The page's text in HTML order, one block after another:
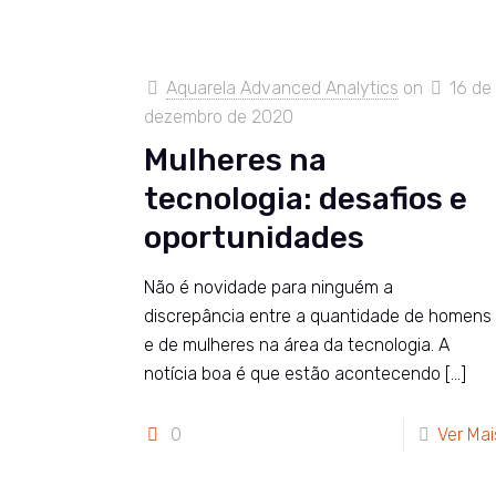
Aquarela Advanced Analytics on
16 de
dezembro de 2020
Mulheres na
tecnologia: desafios e
oportunidades
Não é novidade para ninguém a
discrepância entre a quantidade de homens
e de mulheres na área da tecnologia. A
notícia boa é que estão acontecendo […]
0 Ver